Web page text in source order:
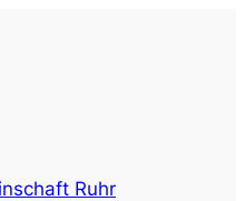
Ruhr